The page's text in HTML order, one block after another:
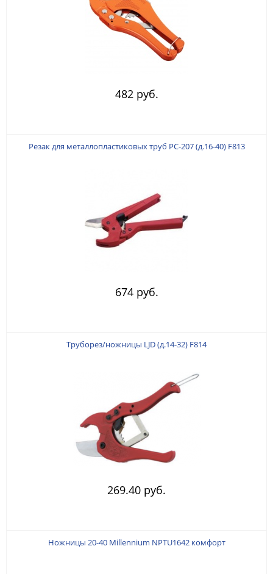
482 руб.
Резак для металлопластиковых труб РС-207 (д.16-40) F813
674 руб.
Труборез/ножницы LJD (д.14-32) F814
269.40 руб.
Ножницы 20-40 Millennium NPTU1642 комфорт